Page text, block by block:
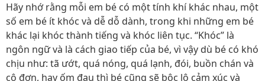
Hãy nhớ rằng mỗi em bé có một tính khí khác nhau, một
số em bé ít khóc và dễ dỗ dành, trong khi những em bé
khác lại khóc thành tiếng và khóc liên tục. “Khóc” là
ngôn ngữ và là cách giao tiếp của bé, vì vậy dù bé có khó
chịu như: tã ướt, quá nóng, quá lạnh, đói, buồn chán và
cô đơn, hay ốm đau thì bé cũng sẽ bộc lộ cảm xúc và